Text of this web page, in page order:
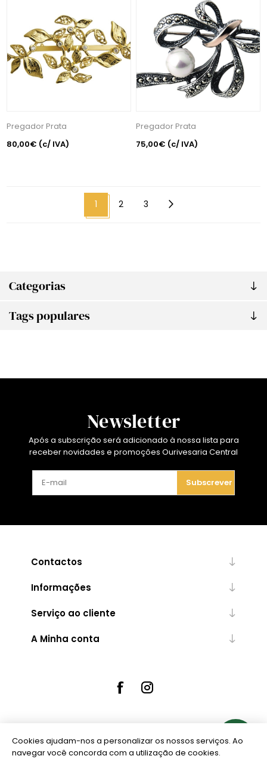
Categorias
Tags populares
Pregador Prata
80,00€ (c/ IVA)
Pregador Prata
75,00€ (c/ IVA)
1 2 3
Newsletter
Após a subscrição será adicionado à nossa lista para
receber novidades e promoções Ourivesaria Central
Subscrever
Contactos
Informações
Serviço ao cliente
A Minha conta
Powered bynopCommerce
Cookies ajudam-nos a personalizar os nossos serviços. Ao
navegar você concorda com a utilização de cookies.